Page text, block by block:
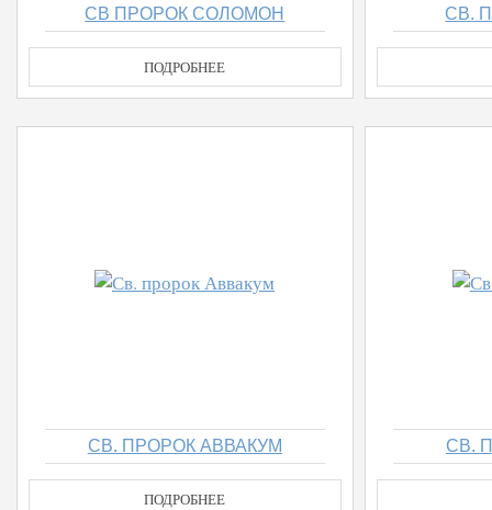
СВ ПРОРОК СОЛОМОН
ПОДРОБНЕЕ
СВ.
СВ. ПРОРОК АВВАКУМ
ПОДРОБНЕЕ
СВ.